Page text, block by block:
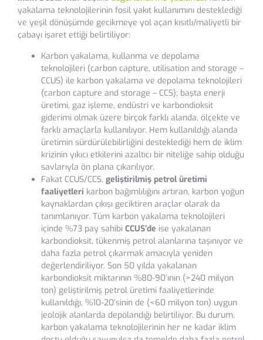
yakalama teknolojilerinin fosil yakıt kullanımını desteklediği
ve yeşil dönüşümde gecikmeye yol açan kısıtlı/maliyetli bir
çabayı işaret ettiği belirtiliyor:
Karbon yakalama, kullanma ve depolama
teknolojileri (carbon capture, utilisation and storage –
CCUS) ile karbon yakalama ve depolama teknolojileri
(carbon capture and storage – CCS); başta enerji
üretimi, gaz işleme, endüstri ve karbondioksit
giderimi olmak üzere birçok farklı alanda, ölçekte ve
farklı amaçlarla kullanılıyor. Hem kullanıldığı alanda
üretimin sürdürülebilirliğini desteklediği hem de iklim
krizinin yıkıcı etkilerini azaltıcı bir niteliğe sahip olduğu
savlarıyla ön plana çıkarılıyor.
Fakat CCUS/CCS, geliştirilmiş petrol üretimi
faaliyetleri karbon bağımlılığını artıran, karbon yoğun
kaynaklardan çıkışı geciktiren araçlar olarak da
tanımlanıyor. Tüm karbon yakalama teknolojileri
içinde %73 pay sahibi CCUS’de ise yakalanan
karbondioksit, tükenmiş petrol alanlarına taşınıyor ve
daha fazla petrol çıkarmak amacıyla yeniden
değerlendiriliyor. Son 50 yılda yakalanan
karbondioksit miktarının %80-90’ının (>240 milyon
ton) geliştirilmiş petrol üretimi faaliyetlerinde
kullanıldığı, %10-20’sinin de (<60 milyon ton) uygun
jeolojik alanlarda depolandığı belirtiliyor. Bu durum,
karbon yakalama teknolojilerinin her ne kadar iklim